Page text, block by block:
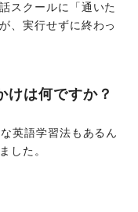
スクールに「通いた
、実行せずに終わっ
けは何ですか？
英語学習法もあるん
した。